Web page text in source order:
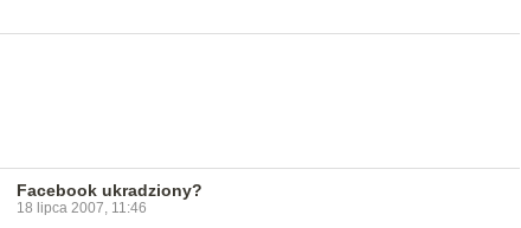
Facebook ukradziony?
18 lipca 2007, 11:46